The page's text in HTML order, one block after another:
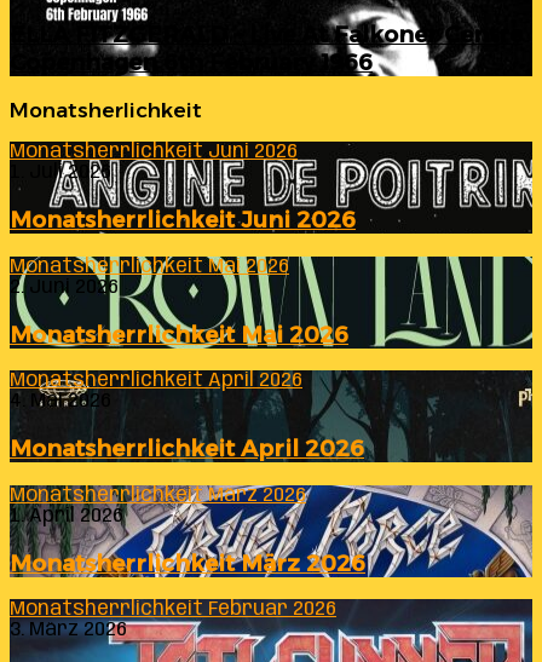
ELLA FITZGERALD – Live At Falkoner Centre
Copenhagen 6th February 1966
Monatsherlichkeit
Monatsherrlichkeit Juni 2026
1. Juli 2026
Monatsherrlichkeit Juni 2026
Monatsherrlichkeit Mai 2026
2. Juni 2026
Monatsherrlichkeit Mai 2026
Monatsherrlichkeit April 2026
4. Mai 2026
Monatsherrlichkeit April 2026
Monatsherrlichkeit März 2026
1. April 2026
Monatsherrlichkeit März 2026
Monatsherrlichkeit Februar 2026
3. März 2026